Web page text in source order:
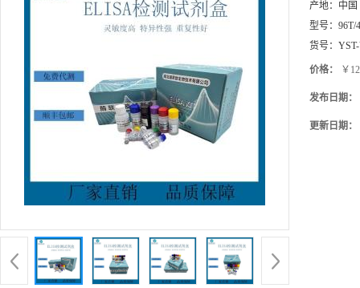
产地： 中国
型号： 96T/
货号：
价格： ￥
发布日期：
更新日期：